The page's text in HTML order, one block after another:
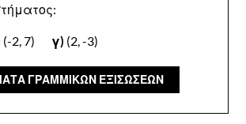
(-2, 7) γ) (2, -3)
ΓΡΑΜΜΙΚΩΝ ΕΞΙΣΩΣΕΩΝ